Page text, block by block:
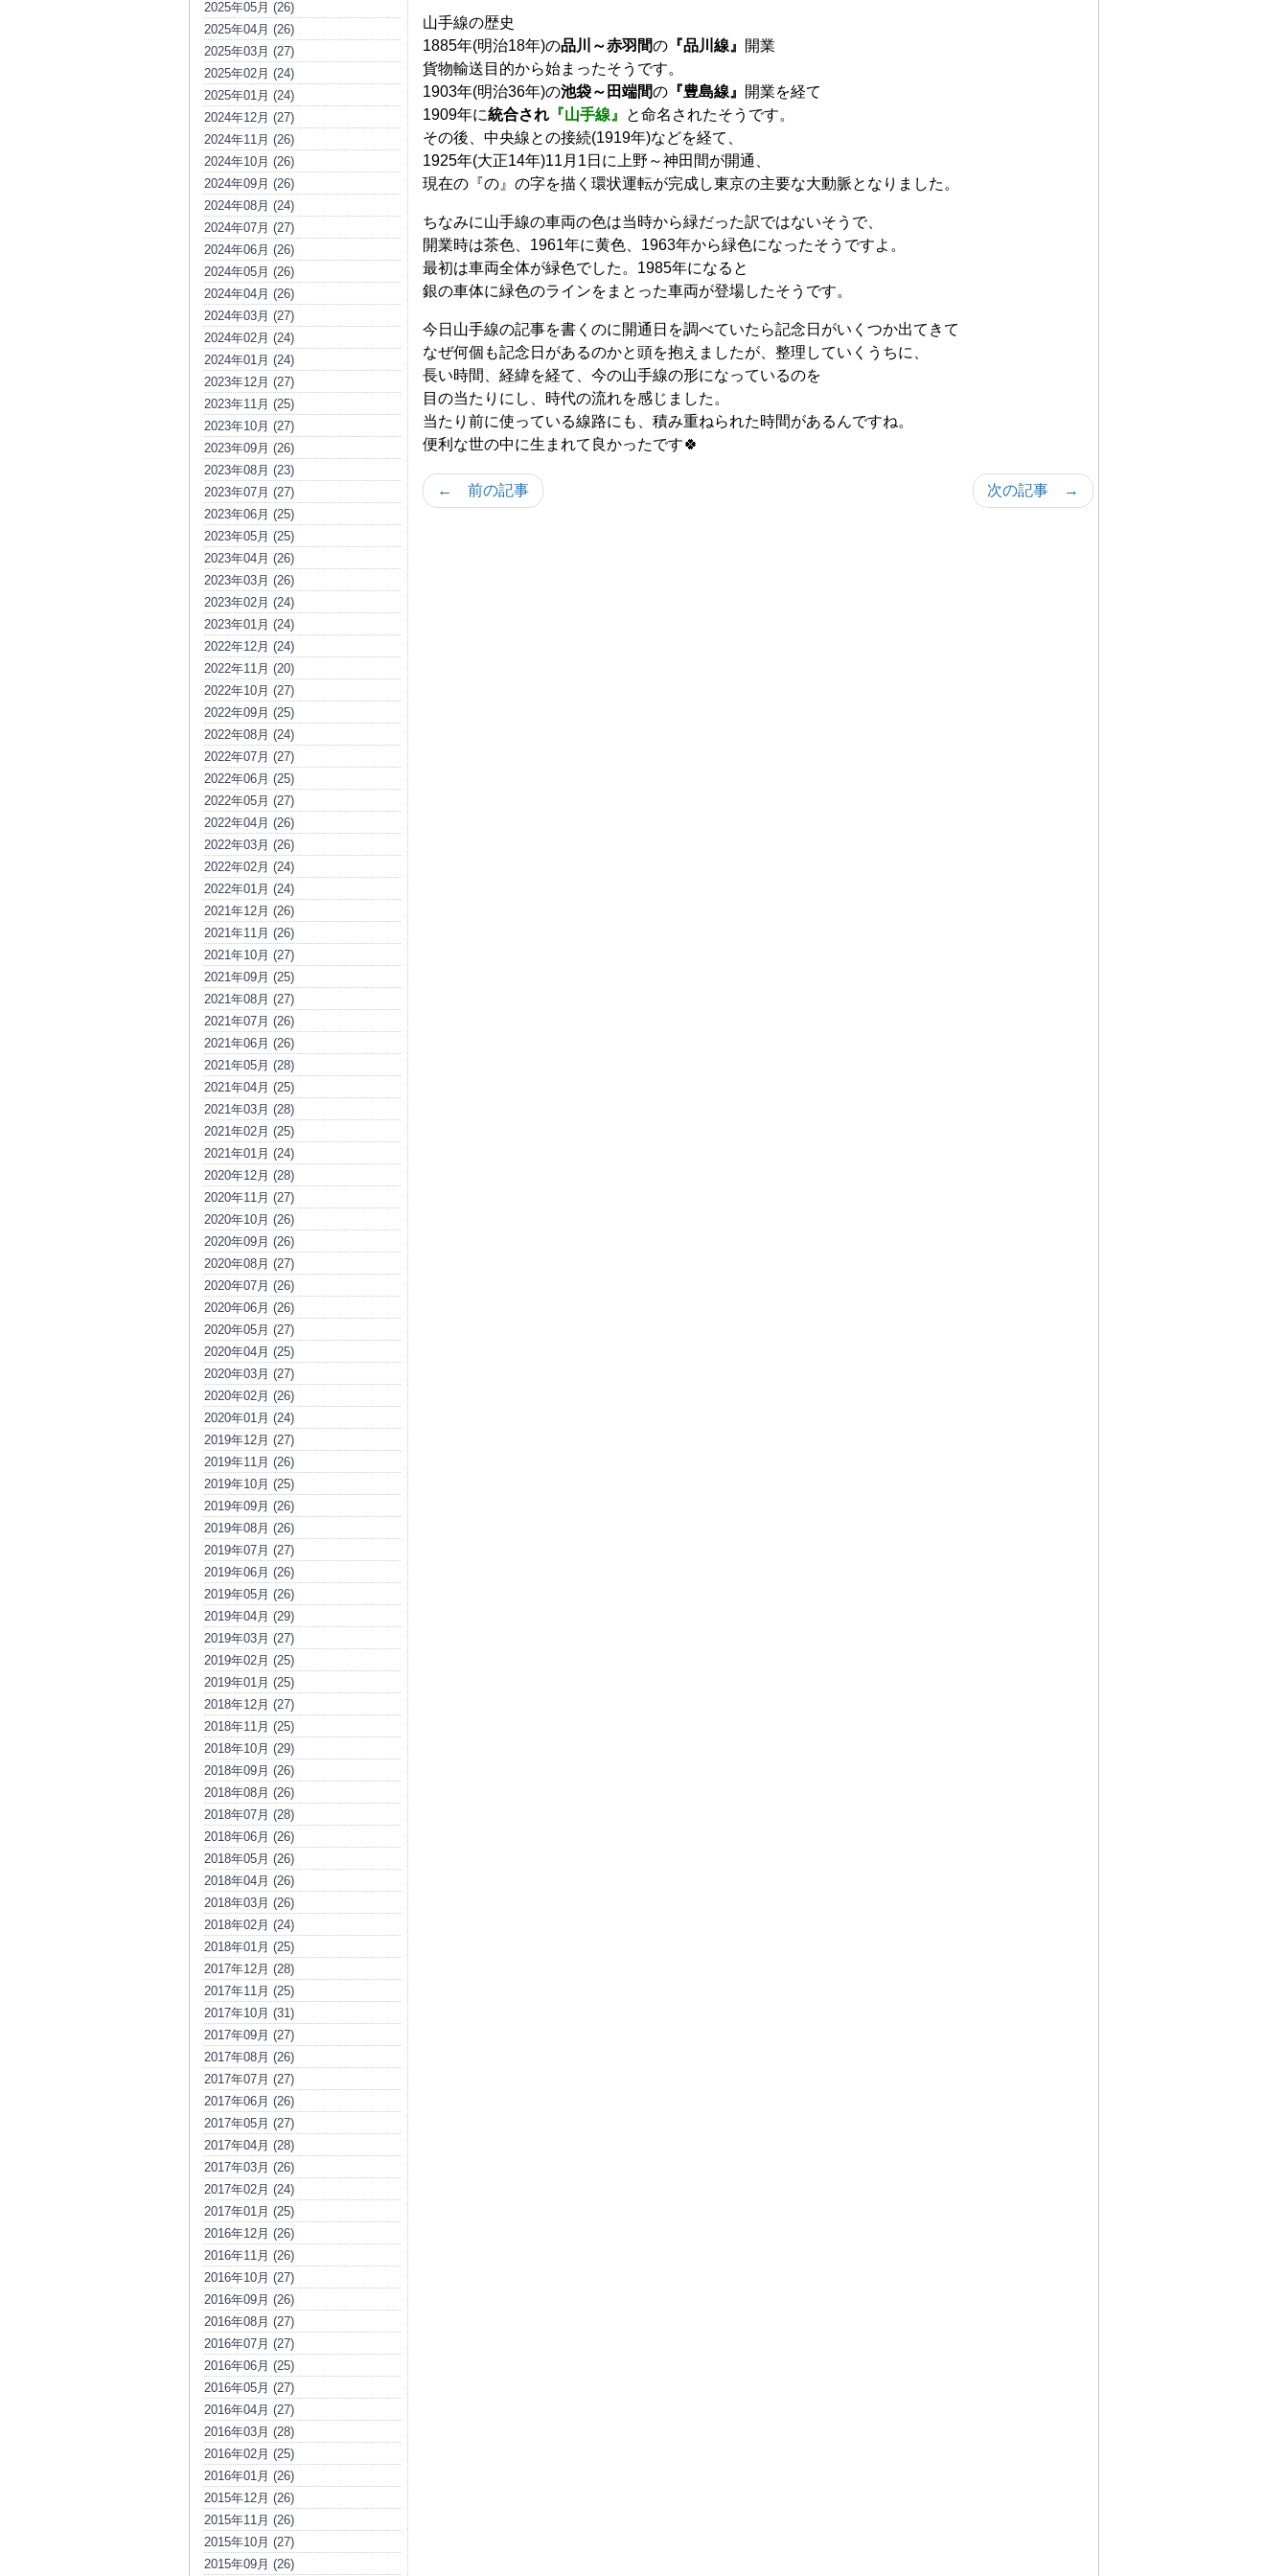
山手線の歴史
1885年(明治18年)の品川～赤羽間の『品川線』
開業
貨物輸送目的から始まったそうです。
1903年(明治36年)の池袋～田端間の『豊島線』
開業を経て
1909年に統合され『山手線』
と命名されたそうです。
その後、中央線との接続(1919年)などを経て、
1925年(大正14年)11月1日に上野～神田間が開通、
現在の『の』の字を描く環状運転が完成し東京の主要な大動脈となりました。
ちなみに山手線の車両の色は当時から緑だった訳ではないそうで、
開業時は茶色、1961年に黄色、1963年から緑色になったそうですよ。
最初は車両全体が緑色でした。1985年になると
銀の車体に緑色のラインをまとった車両が登場したそうです。
今日山手線の記事を書くのに開通日を調べていたら記念日がいくつか出てきて
なぜ何個も記念日があるのかと頭を抱えましたが、整理していくうちに、
長い時間、経緯を経て、今の山手線の形になっているのを
目の当たりにし、時代の流れを感じました。
当たり前に使っている線路にも、積み重ねられた時間があるんですね。
便利な世の中に生まれて良かったです🍀
次の記事 →
← 前の記事
2025年05月 (26)
2025年04月 (26)
2025年03月 (27)
2025年02月 (24)
2025年01月 (24)
2024年12月 (27)
2024年11月 (26)
2024年10月 (26)
2024年09月 (26)
2024年08月 (24)
2024年07月 (27)
2024年06月 (26)
2024年05月 (26)
2024年04月 (26)
2024年03月 (27)
2024年02月 (24)
2024年01月 (24)
2023年12月 (27)
2023年11月 (25)
2023年10月 (27)
2023年09月 (26)
2023年08月 (23)
2023年07月 (27)
2023年06月 (25)
2023年05月 (25)
2023年04月 (26)
2023年03月 (26)
2023年02月 (24)
2023年01月 (24)
2022年12月 (24)
2022年11月 (20)
2022年10月 (27)
2022年09月 (25)
2022年08月 (24)
2022年07月 (27)
2022年06月 (25)
2022年05月 (27)
2022年04月 (26)
2022年03月 (26)
2022年02月 (24)
2022年01月 (24)
2021年12月 (26)
2021年11月 (26)
2021年10月 (27)
2021年09月 (25)
2021年08月 (27)
2021年07月 (26)
2021年06月 (26)
2021年05月 (28)
2021年04月 (25)
2021年03月 (28)
2021年02月 (25)
2021年01月 (24)
2020年12月 (28)
2020年11月 (27)
2020年10月 (26)
2020年09月 (26)
2020年08月 (27)
2020年07月 (26)
2020年06月 (26)
2020年05月 (27)
2020年04月 (25)
2020年03月 (27)
2020年02月 (26)
2020年01月 (24)
2019年12月 (27)
2019年11月 (26)
2019年10月 (25)
2019年09月 (26)
2019年08月 (26)
2019年07月 (27)
2019年06月 (26)
2019年05月 (26)
2019年04月 (29)
2019年03月 (27)
2019年02月 (25)
2019年01月 (25)
2018年12月 (27)
2018年11月 (25)
2018年10月 (29)
2018年09月 (26)
2018年08月 (26)
2018年07月 (28)
2018年06月 (26)
2018年05月 (26)
2018年04月 (26)
2018年03月 (26)
2018年02月 (24)
2018年01月 (25)
2017年12月 (28)
2017年11月 (25)
2017年10月 (31)
2017年09月 (27)
2017年08月 (26)
2017年07月 (27)
2017年06月 (26)
2017年05月 (27)
2017年04月 (28)
2017年03月 (26)
2017年02月 (24)
2017年01月 (25)
2016年12月 (26)
2016年11月 (26)
2016年10月 (27)
2016年09月 (26)
2016年08月 (27)
2016年07月 (27)
2016年06月 (25)
2016年05月 (27)
2016年04月 (27)
2016年03月 (28)
2016年02月 (25)
2016年01月 (26)
2015年12月 (26)
2015年11月 (26)
2015年10月 (27)
2015年09月 (26)